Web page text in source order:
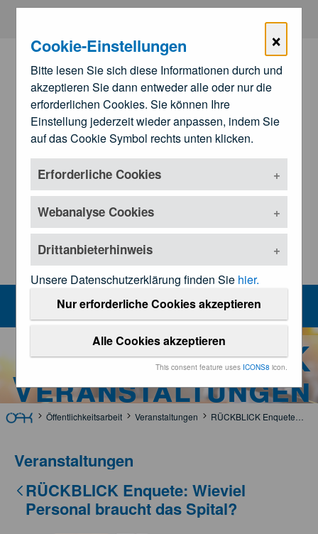
×
Cookie-Einstellungen
Bitte lesen Sie sich diese Informationen durch und
akzeptieren Sie dann entweder alle oder nur die
erforderlichen Cookies. Sie können Ihre
Einstellung jederzeit wieder anpassen, indem Sie
auf das Cookie Symbol rechts unten klicken.
Erforderliche Cookies
Webanalyse Cookies
Drittanbieterhinweis
Unsere Datenschutzerklärung finden Sie hier.
Nur erforderliche Cookies akzeptieren
Alle Cookies akzeptieren
This consent feature uses ICONS8 icon.
Zum Hauptinhalt springen
Zu den
Landesärztekammern
Veranstaltungen
MENU
ÖÄK
Veranstaltungen
Öffentlichkeitsarbeit Veranstaltungen RÜCKBLICK Enquete: Wieviel Personal braucht das Spital?
Veranstaltungen
RÜCKBLICK Enquete: Wieviel
Personal braucht das Spital?